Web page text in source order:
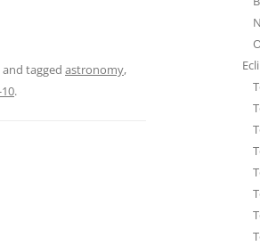
and tagged astronomy,
.